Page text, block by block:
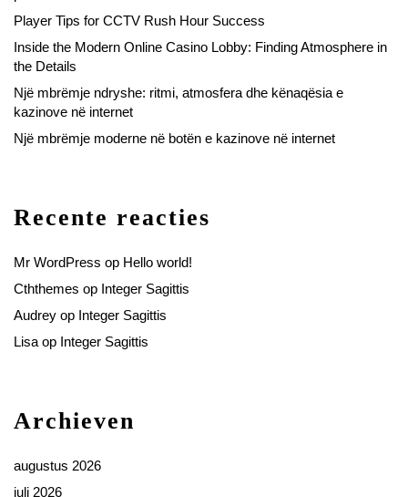
Player Tips for CCTV Rush Hour Success
Inside the Modern Online Casino Lobby: Finding Atmosphere in
the Details
Një mbrëmje ndryshe: ritmi, atmosfera dhe kënaqësia e
kazinove në internet
Një mbrëmje moderne në botën e kazinove në internet
Recente reacties
Mr WordPress op Hello world!
Cththemes op Integer Sagittis
Audrey op Integer Sagittis
Lisa op Integer Sagittis
Archieven
augustus 2026
juli 2026